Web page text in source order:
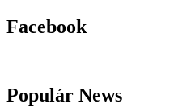
Facebook
Populár News